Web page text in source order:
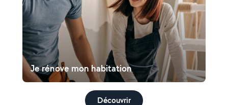
Je rénove mon habitation
Découvrir